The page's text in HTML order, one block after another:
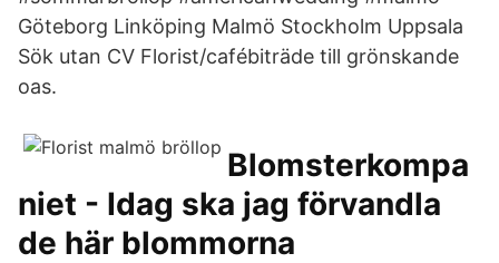
Göteborg Linköping Malmö Stockholm Uppsala
Sök utan CV Florist/cafébiträde till grönskande
oas.
Blomsterkompa
niet - Idag ska jag förvandla
de här blommorna